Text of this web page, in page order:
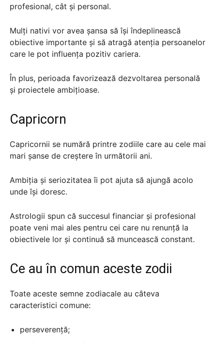
profesional, cât și personal.
Mulți nativi vor avea șansa să își îndeplinească
obiective importante și să atragă atenția persoanelor
care le pot influența pozitiv cariera.
În plus, perioada favorizează dezvoltarea personală
și proiectele ambițioase.
Capricorn
Capricornii se numără printre zodiile care au cele mai
mari șanse de creștere în următorii ani.
Ambiția și seriozitatea îi pot ajuta să ajungă acolo
unde își doresc.
Astrologii spun că succesul financiar și profesional
poate veni mai ales pentru cei care nu renunță la
obiectivele lor și continuă să muncească constant.
Ce au în comun aceste zodii
Toate aceste semne zodiacale au câteva
caracteristici comune:
perseverență;